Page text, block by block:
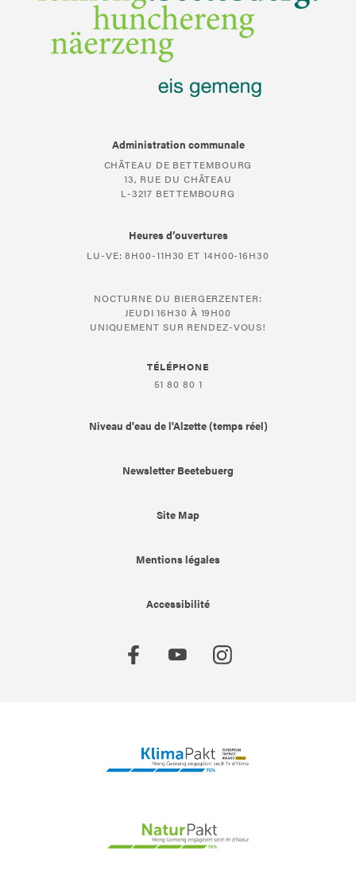
Administration communale
CHÂTEAU DE BETTEMBOURG
13, RUE DU CHÂTEAU
L-3217 BETTEMBOURG
Heures d’ouvertures
LU-VE: 8H00-11H30 ET 14H00-16H30
NOCTURNE DU BIERGERZENTER:
JEUDI 16H30 À 19H00
UNIQUEMENT SUR RENDEZ-VOUS!
TÉLÉPHONE
51 80 80 1
Niveau d'eau de l'Alzette (temps réel)
Newsletter Beetebuerg
Site Map
Mentions légales
Accessibilité